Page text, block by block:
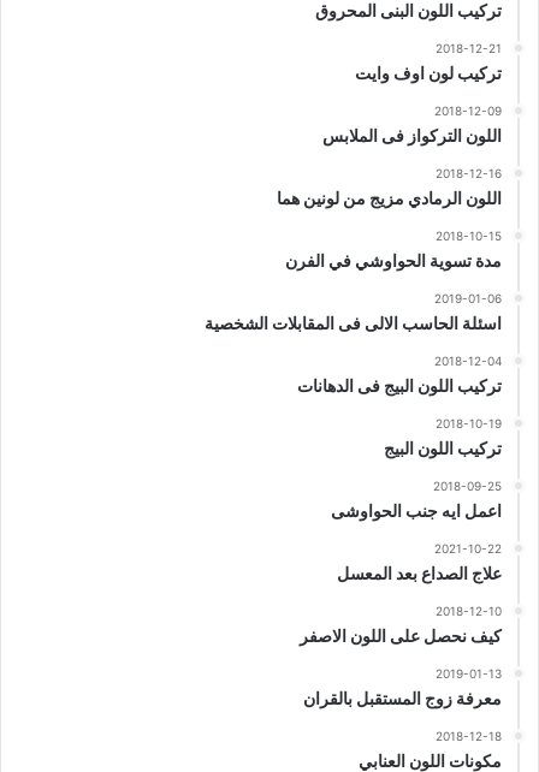
تركيب اللون البنى المحروق
2018-12-21
تركيب لون اوف وايت
2018-12-09
اللون التركواز فى الملابس
2018-12-16
اللون الرمادي مزيج من لونين هما
2018-10-15
مدة تسوية الحواوشي في الفرن
2019-01-06
اسئلة الحاسب الالى فى المقابلات الشخصية
2018-12-04
تركيب اللون البيج فى الدهانات
2018-10-19
تركيب اللون البيج
2018-09-25
اعمل ايه جنب الحواوشى
2021-10-22
علاج الصداع بعد المعسل
2018-12-10
كيف نحصل على اللون الاصفر
2019-01-13
معرفة زوج المستقبل بالقران
2018-12-18
مكونات اللون العنابي